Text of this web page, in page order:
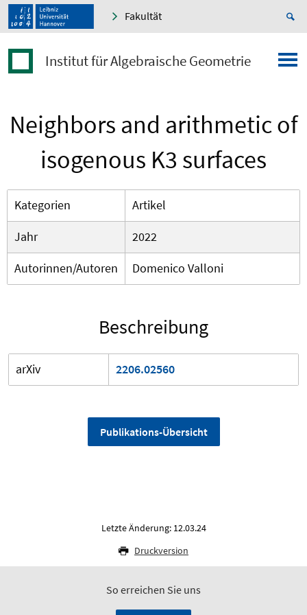
Fakultät
Institut für Algebraische Geometrie
Neighbors and arithmetic of
isogenous K3 surfaces
Kategorien
Artikel
Jahr
2022
Autorinnen/Autoren
Domenico Valloni
Beschreibung
arXiv 2206.02560
Publikations-Übersicht
Letzte Änderung: 12.03.24
Druckversion
So erreichen Sie uns